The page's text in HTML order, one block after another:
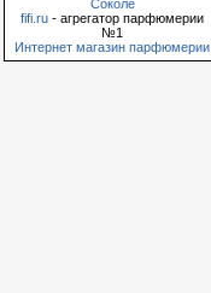
Соколе
fifi.ru - агрегатор парфюмерии
№1
Интернет магазин парфюмерии